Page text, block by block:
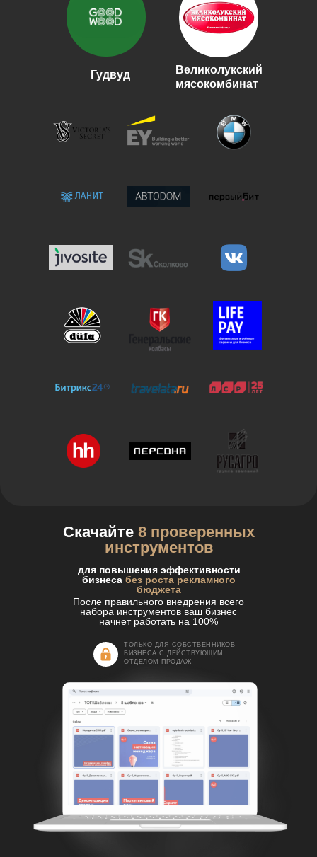
Гудвуд
Великолукский
мясокомбинат
для повышения эффективности
бизнеса без роста рекламного
бюджета
Скачайте 8 проверенных
инструментов
После правильного внедрения всего
набора инструментов ваш бизнес
начнет работать на 100%
ТОЛЬКО ДЛЯ СОБСТВЕННИКОВ
БИЗНЕСА С ДЕЙСТВУЮЩИМ
ОТДЕЛОМ ПРОДАЖ